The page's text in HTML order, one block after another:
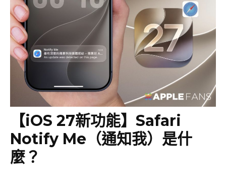
【iOS 27新功能】Safari
Notify Me（通知我）是什
麼？